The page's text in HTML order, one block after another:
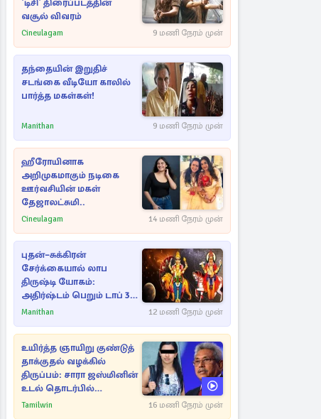
'டிசி' திரைப்படத்தின்
வசூல் விவரம்
Cineulagam 9 மணி நேரம் முன்
தந்தையின் இறுதிச்
சடங்கை வீடியோ காலில்
பார்த்த மகள்கள்!
Manithan 9 மணி நேரம் முன்
ஹீரோயினாக
அறிமுகமாகும் நடிகை
ஊர்வசியின் மகள்
தேஜாலட்சுமி..
Cineulagam 14 மணி நேரம் முன்
புதன்–சுக்கிரன்
சேர்க்கையால் லாப
திருஷ்டி யோகம்:
அதிர்ஷ்டம் பெறும் டாப் 3
ராசிகள்!
Manithan 12 மணி நேரம் முன்
உயிர்த்த ஞாயிறு குண்டுத்
தாக்குதல் வழக்கில்
திருப்பம்: சாரா ஜஸ்மினின்
உடல் தொடர்பில்
நீதிமன்றத்தில் வெளியான
Tamilwin 16 மணி நேரம் முன்